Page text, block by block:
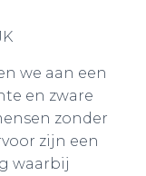
we aan een
en zware
zonder
zijn een
waarbij